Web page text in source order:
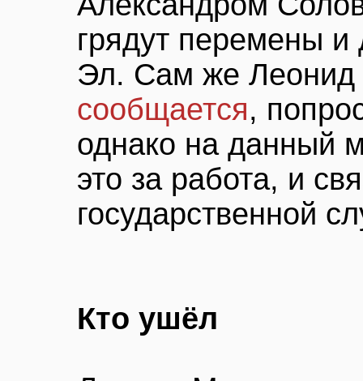
грядут перемены
Эл. Сам же
сообщается,
однако на данный
это за работа, и
государственной
Кто ушёл